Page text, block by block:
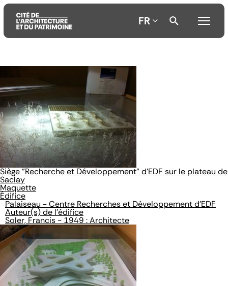
au
contenu
principal
au
menu
principal
la
recherche
FR
Siège "Recherche et Développement" d'EDF sur le plateau de
Saclay
Maquette
Édifice
Palaiseau - Centre Recherches et Développement d'EDF
Auteur(s) de l'édifice
Soler, Francis - 1949 : Architecte